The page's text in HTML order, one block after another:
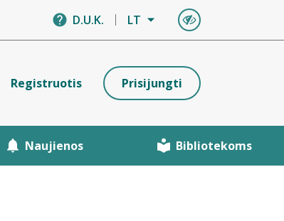
D.U.K. LT
Registruotis Prisijungti
Naujienos Bibliotekoms